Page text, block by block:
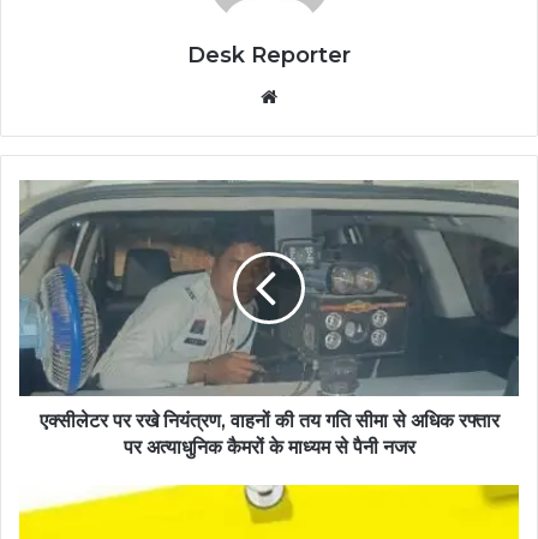
Desk Reporter
एक्सीलेटर पर रखे नियंत्रण, वाहनों की तय गति सीमा से अधिक रफ्तार
पर अत्याधुनिक कैमरों के माध्यम से पैनी नजर